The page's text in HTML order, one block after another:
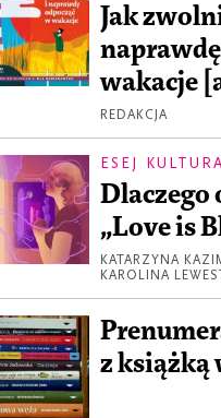
Jak
wakacje
REDAKCJA
ESEJ KULTURA
Dlaczego
„Love is
KATARZYNA
KAROLINA
z książką